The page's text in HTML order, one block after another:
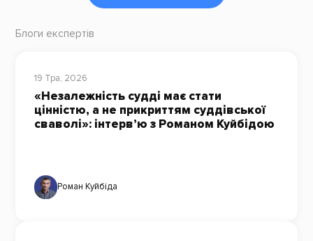
Блоги експертів
19 Тра, 2026
«Незалежність судді має стати
цінністю, а не прикриттям суддівської
сваволі»: інтерв’ю з Романом Куйбідою
Роман Куйбіда